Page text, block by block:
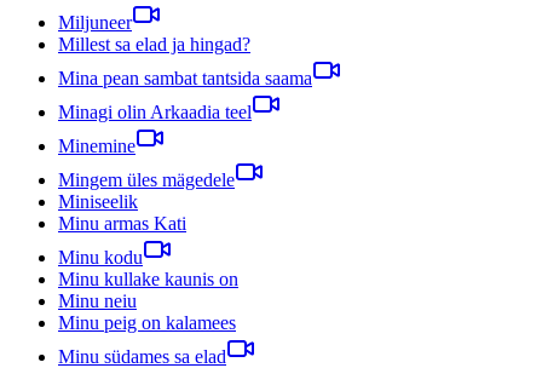
Miljuneer
Millest sa elad ja hingad?
Mina pean sambat tantsida saama
Minagi olin Arkaadia teel
Minemine
Mingem üles mägedele
Miniseelik
Minu armas Kati
Minu kodu
Minu kullake kaunis on
Minu neiu
Minu peig on kalamees
Minu südames sa elad